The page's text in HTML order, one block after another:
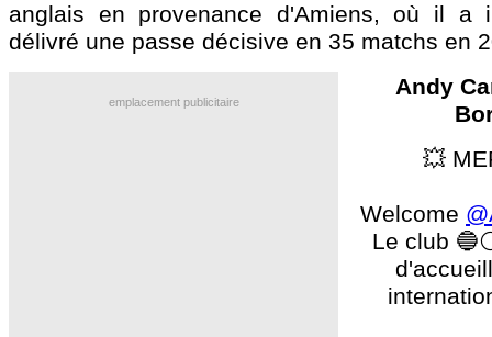
anglais en provenance d'Amiens, où il a
délivré une passe décisive en 35 matchs en
emplacement publicitaire
Andy
💥
Welcome
Le club